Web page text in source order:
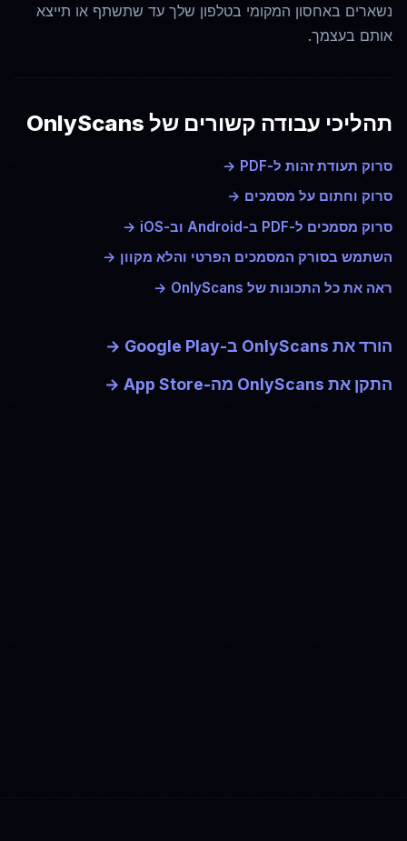
נשארים באחסון המקומי בטלפון שלך עד שתשתף או תייצא
אותם בעצמך.
תהליכי עבודה קשורים של OnlyScans
סרוק תעודת זהות ל-PDF
→
סרוק וחתום על מסמכים →
סרוק מסמכים ל-PDF ב-Android וב-iOS
→
השתמש בסורק המסמכים הפרטי והלא מקוון →
ראה את כל התכונות של OnlyScans
→
הורד את OnlyScans ב-Google Play
→
התקן את OnlyScans מה-App Store
→